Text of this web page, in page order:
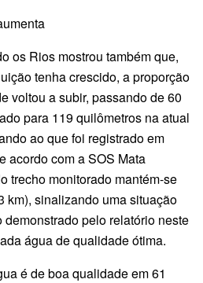
os Rios mostrou também que,
tenha crescido, a proporção
voltou a subir, passando de 60
para 119 quilômetros na atual
ao que foi registrado em
acordo com a SOS Mata
trecho monitorado mantém-se
km), sinalizando uma situação
pelo relatório neste
água de qualidade ótima.
é de boa qualidade em 61